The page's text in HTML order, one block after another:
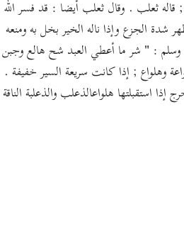
ثعلب . وقال ثعلب أيضا : قد فسر الله
شدة الجزع وإذا ناله الخير بخل به ومنعه
وسلم : " شر ما أعطي العبد شح هالع وجبن
وهلواع ; إذا كانت سريعة السير خفيفة .
استقبلتها هلواعالذعلب والذعلبة الناقة